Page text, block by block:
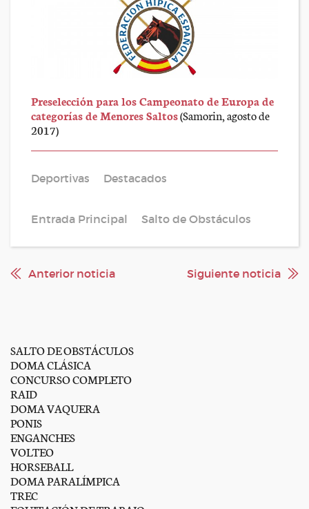
Preselección para los Campeonato de Europa de
categorías de Menores Saltos(Samorin, agosto de
2017)
Deportivas Destacados
Entrada Principal Salto de Obstáculos
Anterior noticia Siguiente noticia
SALTO DE OBSTÁCULOS
DOMA CLÁSICA
CONCURSO COMPLETO
RAID
DOMA VAQUERA
PONIS
ENGANCHES
VOLTEO
HORSEBALL
DOMA PARALÍMPICA
TREC